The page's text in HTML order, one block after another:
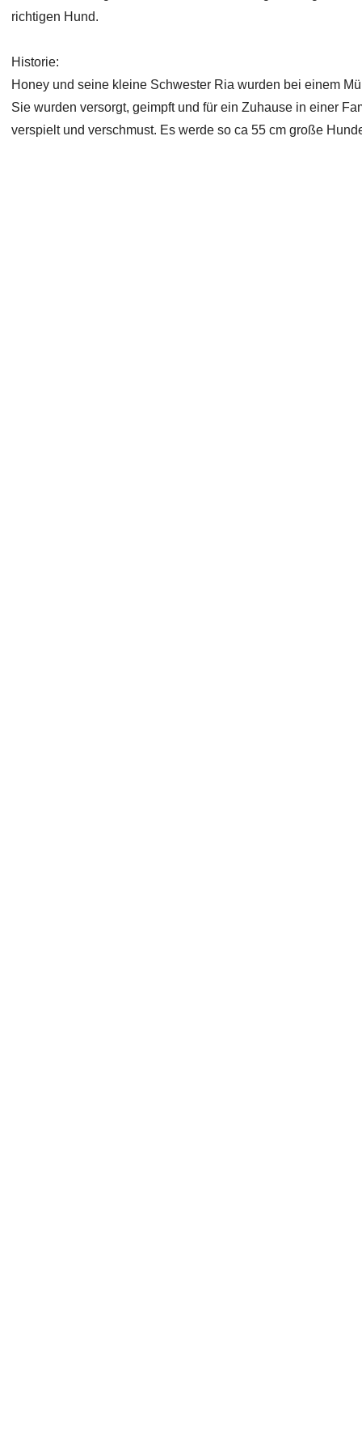
richtigen Hund.
Historie:
Honey und seine kleine Schwester Ria wurden bei einem
Sie wurden versorgt, geimpft und für ein Zuhause in einer
verspielt und verschmust. Es werde so ca 55 cm große